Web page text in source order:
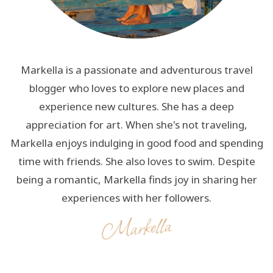
Markella is a passionate and adventurous travel
blogger who loves to explore new places and
experience new cultures. She has a deep
appreciation for art. When she's not traveling,
Markella enjoys indulging in good food and spending
time with friends. She also loves to swim. Despite
being a romantic, Markella finds joy in sharing her
experiences with her followers.